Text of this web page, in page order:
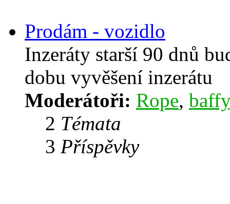
Prodám - vozidlo
Inzeráty starší 90 dnů
dobu vyvěšení inzerátu
Moderátoři: Rope, baffy
2 Témata
3 Příspěvky